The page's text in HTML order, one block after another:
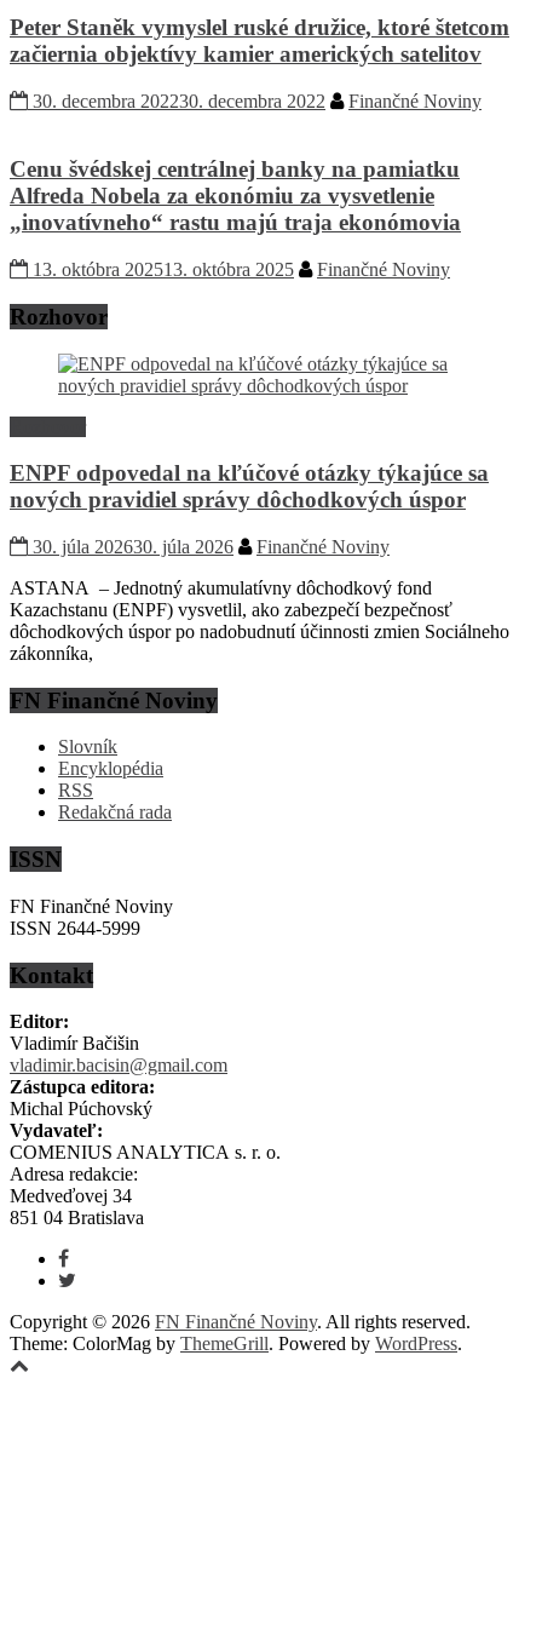
Peter Staněk vymyslel ruské družice, ktoré štetcom
začiernia objektívy kamier amerických satelitov
30. decembra 202230. decembra 2022 Finančné Noviny
Cenu švédskej centrálnej banky na pamiatku
Alfreda Nobela za ekonómiu za vysvetlenie
„inovatívneho“ rastu majú traja ekonómovia
13. októbra 202513. októbra 2025 Finančné Noviny
Rozhovor
ENPF odpovedal na kľúčové otázky týkajúce sa
nových pravidiel správy dôchodkových úspor
30. júla 202630. júla 2026
Finančné Noviny
ASTANA – Jednotný akumulatívny dôchodkový fond
Kazachstanu (ENPF) vysvetlil, ako zabezpečí bezpečnosť
dôchodkových úspor po nadobudnutí účinnosti zmien Sociálneho
zákonníka,
FN Finančné Noviny
Slovník
Encyklopédia
RSS
Redakčná rada
ISSN
FN Finančné Noviny
ISSN 2644-5999
Kontakt
Editor:
Vladimír Bačišin
vladimir.bacisin@gmail.com
Zástupca editora:
Michal Púchovský
Vydavateľ:
COMENIUS ANALYTICA s. r. o.
Adresa redakcie:
Medveďovej 34
851 04 Bratislava
Copyright © 2026 FN Finančné Noviny. All rights reserved.
Theme: ColorMag by ThemeGrill. Powered by WordPress.